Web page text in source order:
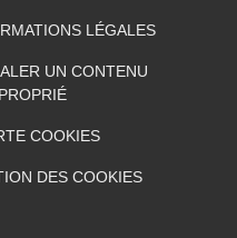
LÉGALES
UN CONTENU
COOKIES
DES COOKIES